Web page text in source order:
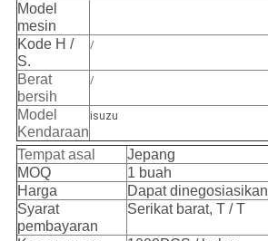
Model
mesin
Kode H /
S.
/
Berat
bersih
/
Model
Kendaraan
isuzu
Tempat asal
Jepang
MOQ
1 buah
Harga
Dapat dinegosiasikan
Syarat
pembayaran
Serikat barat, T / T